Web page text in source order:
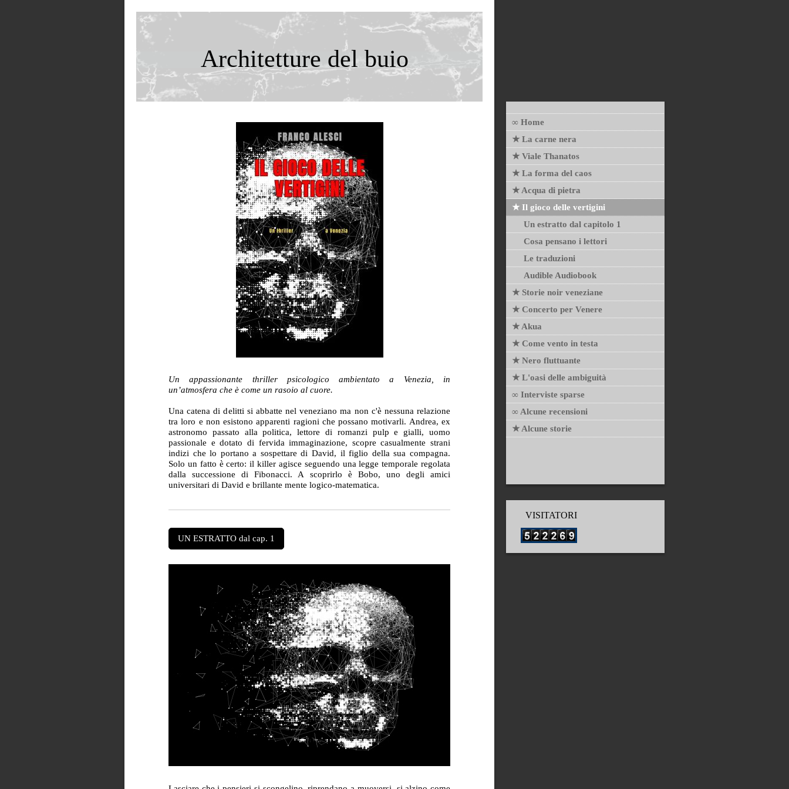
Architetture del buio
Un appassionante thriller psicologico ambientato a Venezia, in
un’atmosfera che è come un rasoio al cuore.
Una catena di delitti si abbatte nel veneziano ma non c'è nessuna relazione
tra loro e non esistono apparenti ragioni che possano motivarli. Andrea, ex
astronomo passato alla politica, lettore di romanzi pulp e gialli, uomo
passionale e dotato di fervida immaginazione, scopre casualmente strani
indizi che lo portano a sospettare di David, il figlio della sua compagna.
Solo un fatto è certo: il killer agisce seguendo una legge temporale regolata
dalla successione di Fibonacci. A scoprirlo è Bobo, uno degli amici
universitari di David e brillante mente logico-matematica.
UN ESTRATTO dal cap. 1
∞ Home
★ La carne nera
★ Viale Thanatos
★ La forma del caos
★ Acqua di pietra
★ Il gioco delle vertigini
Un estratto dal capitolo 1
Cosa pensano i lettori
Le traduzioni
Audible Audiobook
★ Storie noir veneziane
★ Concerto per Venere
★ Akua
★ Come vento in testa
★ Nero fluttuante
★ L'oasi delle ambiguità
∞ Interviste sparse
∞ Alcune recensioni
★ Alcune storie
VISITATORI